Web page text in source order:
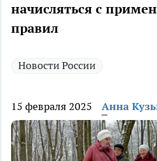
начисляться с
правил
Новости России
15 февраля 2025 Анна